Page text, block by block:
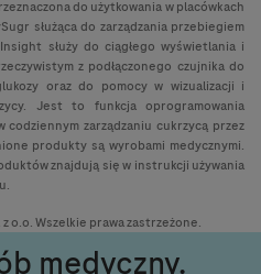
do użytkowania w placówkach
służąca do zarządzania przebiegiem
służy do ciągłego wyświetlania i
z podłączonego czujnika do
oraz do pomocy w wizualizacji i
Jest to funkcja oprogramowania
codziennym zarządzaniu cukrzycą przez
produkty są wyrobami medycznymi.
znajdują się w instrukcji używania
o.o. Wszelkie prawa zastrzeżone.
medyczny.